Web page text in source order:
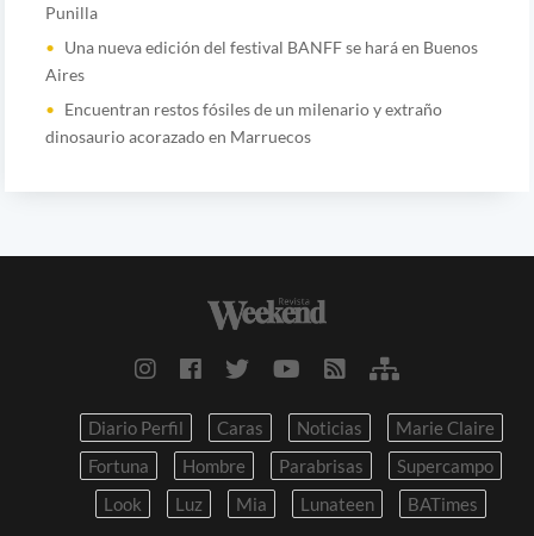
Punilla
Una nueva edición del festival BANFF se hará en Buenos
Aires
Encuentran restos fósiles de un milenario y extraño
dinosaurio acorazado en Marruecos
Diario Perfil Caras Noticias
Marie Claire
Fortuna
Hombre Parabrisas
Supercampo
Look
Luz Mia Lunateen BATimes